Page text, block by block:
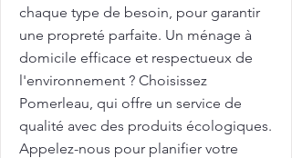
chaque type de besoin, pour garantir
une propreté parfaite. Un ménage à
domicile efficace et respectueux de
l'environnement ? Choisissez
Pomerleau, qui offre un service de
qualité avec des produits écologiques.
Appelez-nous pour planifier votre